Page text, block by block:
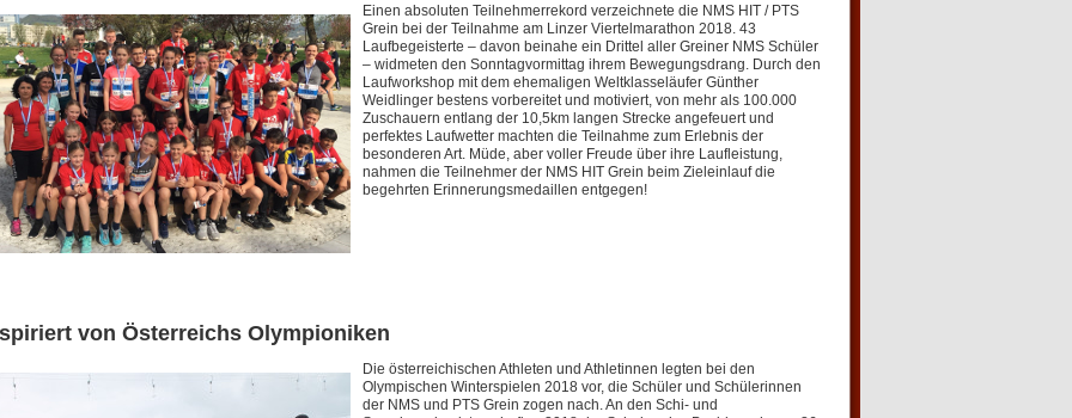
Einen absoluten Teilnehmerrekord verzeichnete die NMS HIT / PTS
Grein bei der Teilnahme am Linzer Viertelmarathon 2018. 43
Laufbegeisterte – davon beinahe ein Drittel aller Greiner NMS Schüler
– widmeten den Sonntagvormittag ihrem Bewegungsdrang. Durch den
Laufworkshop mit dem ehemaligen Weltklasseläufer Günther
Weidlinger bestens vorbereitet und motiviert, von mehr als 100.000
Zuschauern entlang der 10,5km langen Strecke angefeuert und
perfektes Laufwetter machten die Teilnahme zum Erlebnis der
besonderen Art. Müde, aber voller Freude über ihre Laufleistung,
nahmen die Teilnehmer der NMS HIT Grein beim Zieleinlauf die
begehrten Erinnerungsmedaillen entgegen!
von Österreichs Olympioniken
Die österreichischen Athleten und Athletinnen legten bei den
Olympischen Winterspielen 2018 vor, die Schüler und Schülerinnen
der NMS und PTS Grein zogen nach. An den Schi- und